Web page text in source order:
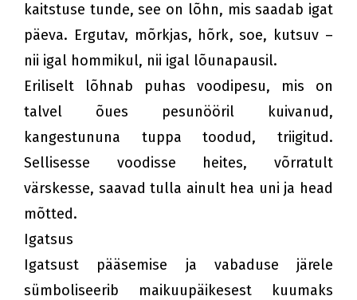
kaitstuse tunde, see on lõhn, mis saadab igat
päeva. Ergutav, mõrkjas, hõrk, soe, kutsuv –
nii igal hommikul, nii igal lõunapausil.
Eriliselt lõhnab puhas voodipesu, mis on
talvel õues pesunööril kuivanud,
kangestununa tuppa toodud, triigitud.
Sellisesse voodisse heites, võrratult
värskesse, saavad tulla ainult hea uni ja head
mõtted.
Igatsus
Igatsust pääsemise ja vabaduse järele
sümboliseerib maikuupäikesest kuumaks